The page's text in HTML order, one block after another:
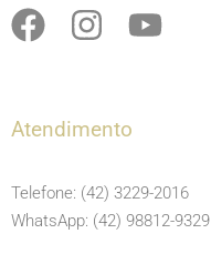
F
e
o
o
I
t
g
r
Y
b
e
Atendimento
Telefone: (42) 3229-2016
WhatsApp: (42) 98812-9329